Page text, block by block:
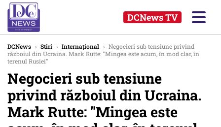
DCNews TV
DCNews › Stiri › Internațional › Negocieri sub tensiune privind
războiul din Ucraina. Mark Rutte: "Mingea este acum, în mod clar, în
terenul Rusiei"
Negocieri sub tensiune
privind războiul din Ucraina.
Mark Rutte: "Mingea este